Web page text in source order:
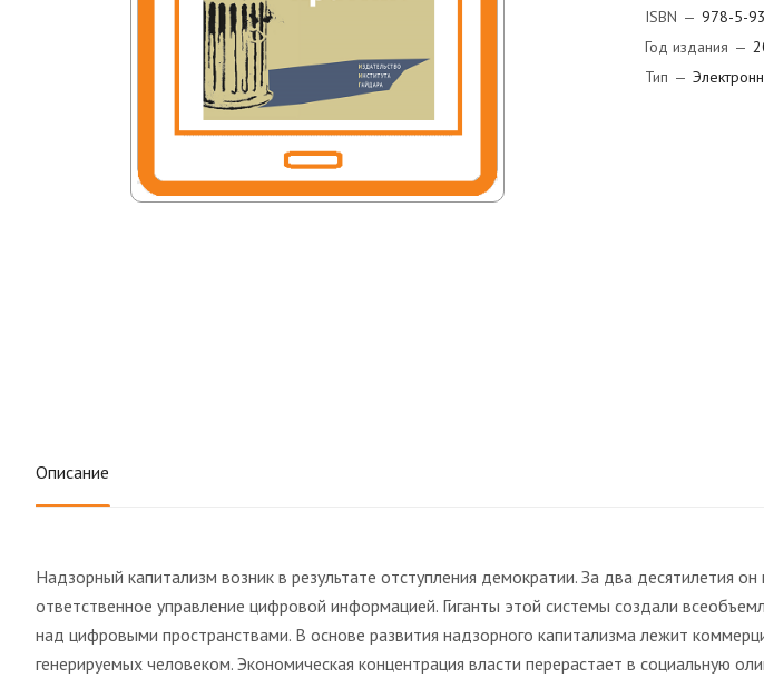
ISBN — 978-5-
Год издания —
Тип —
Описание
Надзорный капитализм возник в результате отступления демократии. За два десятилетия
ответственное управление цифровой информацией. Гиганты этой системы создали
над цифровыми пространствами. В основе развития надзорного капитализма лежит
генерируемых человеком. Экономическая концентрация власти перерастает в социальную